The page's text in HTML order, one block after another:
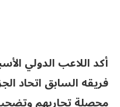
أكد اللاعب الدولي
فريقه السابق اتحاد